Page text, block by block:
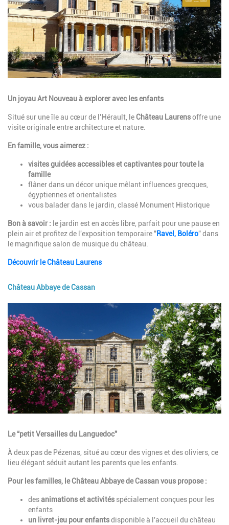
Description
Un joyau Art Nouveau à explorer avec les enfants
Situé sur une île au cœur de l’Hérault, leChâteau Laurensoffre une
visite originale entre architecture et nature.
En famille, vous aimerez :
visites guidées accessibles et captivantes pour toute la
famille
flâner dans un décor unique mêlant influences grecques,
égyptiennes et orientalistes
vous balader dans le jardin, classé Monument Historique
Bon à savoir : le jardin est en accès libre, parfait pour une pause en
plein air et profitez de l'exposition temporaire "Ravel, Boléro" dans
le magnifique salon de musique du château.
Découvrir le Château Laurens
Château Abbaye de Cassan
Description
Le “petit Versailles du Languedoc”
À deux pas de Pézenas, situé au cœur des vignes et des oliviers, ce
lieu élégant séduit autant les parents que les enfants.
Pour les familles, le Château Abbaye de Cassan vous propose :
desanimations et activités spécialement conçues pour les
enfants
un livret-jeu pour enfantsdisponible à l'accueil du château